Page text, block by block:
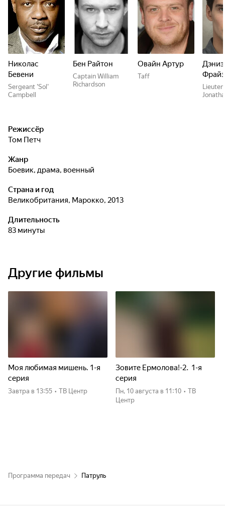
Николас
Бевени
Sergeant 'Sol'
Campbell
Бен Райтон
Captain William
Richardson
Овайн Артур
Taff
Режиссёр
Том Петч
Жанр
боевик, драма, военный
Страна и год
Великобритания, Марокко, 2013
Длительность
83 минуты
Другие фильмы
Моя любимая мишень. 1-я
серия
Завтра в 13:55 • ТВ Центр
Зовите Ермолова!-2. 1-я
серия
пн, 10 августа в 11:10 • ТВ
Центр
Программа передач Патруль